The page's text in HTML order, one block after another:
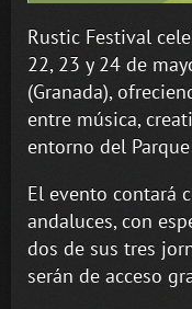
Rustic Festival
22, 23 y 24 de
(Granada),
entre música,
entorno del
El evento contará
andaluces, con
dos de sus tres
serán de acceso